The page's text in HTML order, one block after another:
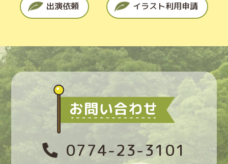
出演依頼 イラスト利用申請
0774-23-3101